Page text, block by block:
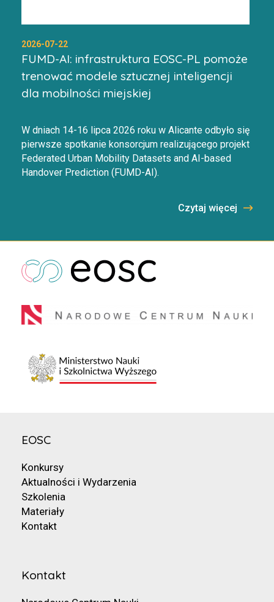
2026-07-22
FUMD-AI: infrastruktura EOSC-PL pomoże
trenować modele sztucznej inteligencji
dla mobilności miejskiej
W dniach 14-16 lipca 2026 roku w Alicante odbyło się
pierwsze spotkanie konsorcjum realizującego projekt
Federated Urban Mobility Datasets and AI-based
Handover Prediction (FUMD-AI).
Czytaj więcej
EOSC
Konkursy
Aktualności i Wydarzenia
Szkolenia
Materiały
Kontakt
Kontakt